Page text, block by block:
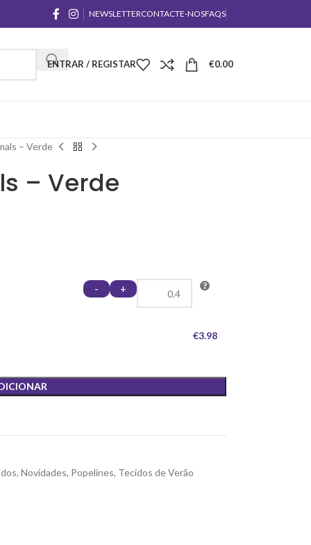
NEWSLETTERCONTACTE-NOSFAQS
ENTRAR / REGISTAR €0.00
– Verde
– Verde
- +
€3.98
, Novidades, Popelines, Tecidos de Verão